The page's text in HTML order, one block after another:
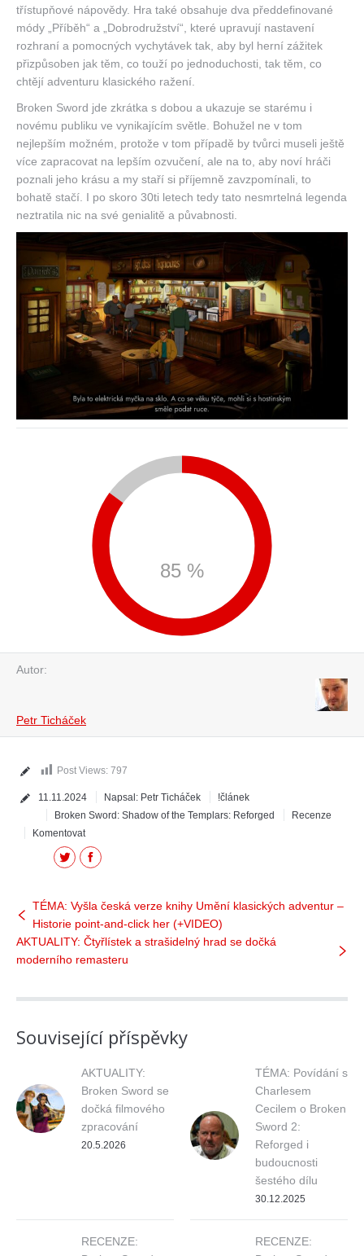
třístupňové nápovědy. Hra také obsahuje dva předdefinované
módy „Příběh“ a „Dobrodružství“, které upravují nastavení
rozhraní a pomocných vychytávek tak, aby byl herní zážitek
přizpůsoben jak těm, co touží po jednoduchosti, tak těm, co
chtějí adventuru klasického ražení.
Broken Sword jde zkrátka s dobou a ukazuje se starému i
novému publiku ve vynikajícím světle. Bohužel ne v tom
nejlepším možném, protože v tom případě by tvůrci museli ještě
více zapracovat na lepším ozvučení, ale na to, aby noví hráči
poznali jeho krásu a my staří si příjemně zavzpomínali, to
bohatě stačí. I po skoro 30ti letech tedy tato nesmrtelná legenda
neztratila nic na své genialitě a půvabnosti.
85 %
Autor:
Petr Ticháček
Post Views: 797
11.11.2024 Napsal: Petr Ticháček
!článek
Broken Sword: Shadow of the Templars: Reforged
Recenze
Komentovat
Facebook
Twitter
TÉMA: Vyšla česká verze knihy Umění klasických adventur –
Historie point-and-click her (+VIDEO)
AKTUALITY: Čtyřlístek a strašidelný hrad se dočká
moderního remasteru
Související příspěvky
AKTUALITY:
Broken Sword se
dočká filmového
zpracování
20.5.2026
TÉMA: Povídání s
Charlesem
Cecilem o Broken
Sword 2:
Reforged i
budoucnosti
šestého dílu
30.12.2025
RECENZE:
RECENZE: